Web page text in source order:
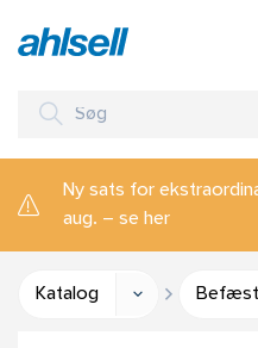
Ny sats for
aug. – se her
Katalog